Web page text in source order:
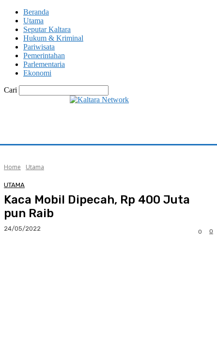
Beranda
Utama
Seputar Kaltara
Hukum & Kriminal
Pariwisata
Pemerintahan
Parlementaria
Ekonomi
Cari
Home Utama
UTAMA
Kaca Mobil Dipecah, Rp 400 Juta
pun Raib
24/05/2022 0
0